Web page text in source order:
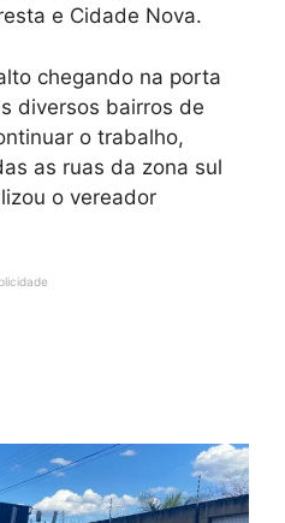
e Cidade Nova.
chegando na porta
diversos bairros de
o trabalho,
as ruas da zona sul
o vereador